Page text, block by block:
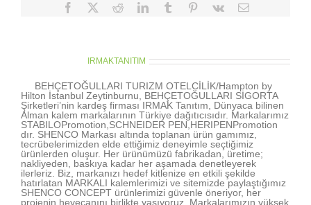
Facebook RedditLinkedInTumblr Pinterest
Vk
E-
IRMAKTANITIM
BEHÇETOĞULLARI TURIZM OTELCİLİK/Hampton by
Hilton İstanbul Zeytinburnu, BEHÇETOĞULLARI SİGORTA
Şirketleri’nin kardeş firması IRMAK Tanıtım, Dünyaca bilinen
Alman kalem markalarının Türkiye dağıtıcısıdır. Markalarımız
STABILOPromotion,SCHNEIDER PEN,HERIPENPromotion
dır. SHENCO Markası altında toplanan ürün gamımız,
tecrübelerimizden elde ettiğimiz deneyimle seçtiğimiz
ürünlerden oluşur. Her ürünümüzü fabrikadan, üretime;
nakliyeden, baskıya kadar her aşamada denetleyerek
ilerleriz. Biz, markanızı hedef kitlenize en etkili şekilde
hatırlatan MARKALI kalemlerimizi ve sitemizde paylaştığımız
SHENCO CONCEPT ürünlerimizi güvenle öneriyor, her
projenin heyecanını birlikte yaşıyoruz. Markalarımızın yüksek